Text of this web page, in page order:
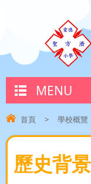
MENU
首頁 > 學校概覽
歷史背景